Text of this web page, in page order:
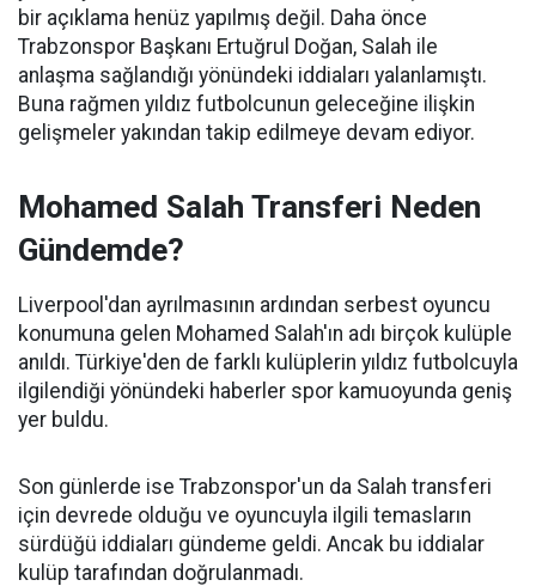
bir açıklama henüz yapılmış değil. Daha önce
Trabzonspor Başkanı Ertuğrul Doğan, Salah ile
anlaşma sağlandığı yönündeki iddiaları yalanlamıştı.
Buna rağmen yıldız futbolcunun geleceğine ilişkin
gelişmeler yakından takip edilmeye devam ediyor.
Mohamed Salah Transferi Neden
Gündemde?
Liverpool'dan ayrılmasının ardından serbest oyuncu
konumuna gelen Mohamed Salah'ın adı birçok kulüple
anıldı. Türkiye'den de farklı kulüplerin yıldız futbolcuyla
ilgilendiği yönündeki haberler spor kamuoyunda geniş
yer buldu.
Son günlerde ise Trabzonspor'un da Salah transferi
için devrede olduğu ve oyuncuyla ilgili temasların
sürdüğü iddiaları gündeme geldi. Ancak bu iddialar
kulüp tarafından doğrulanmadı.